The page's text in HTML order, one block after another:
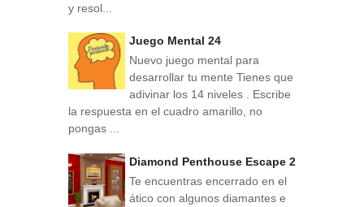
y resol...
Juego Mental 24
Nuevo juego mental para
desarrollar tu mente Tienes que
adivinar los 14 niveles . Escribe
la respuesta en el cuadro amarillo, no
pongas ...
Diamond Penthouse Escape 2
Te encuentras encerrado en el
ático con algunos diamantes e